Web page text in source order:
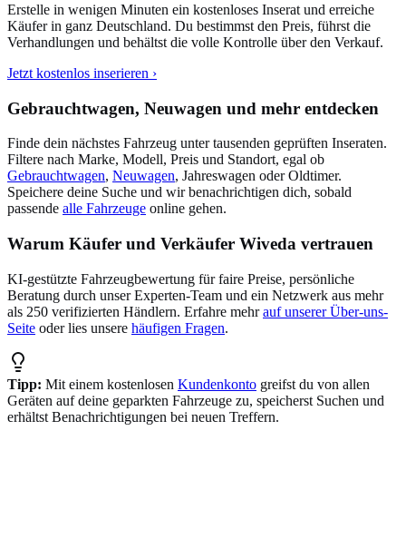
Erstelle in wenigen Minuten ein kostenloses Inserat und erreiche
Käufer in ganz Deutschland. Du bestimmst den Preis, führst die
Verhandlungen und behältst die volle Kontrolle über den Verkauf.
Jetzt kostenlos inserieren ›
Gebrauchtwagen, Neuwagen und mehr entdecken
Finde dein nächstes Fahrzeug unter tausenden geprüften Inseraten.
Filtere nach Marke, Modell, Preis und Standort, egal ob
Gebrauchtwagen, Neuwagen, Jahreswagen oder Oldtimer.
Speichere deine Suche und wir benachrichtigen dich, sobald
passende alle Fahrzeuge online gehen.
Warum Käufer und Verkäufer Wiveda vertrauen
KI-gestützte Fahrzeugbewertung für faire Preise, persönliche
Beratung durch unser Experten-Team und ein Netzwerk aus mehr
als 250 verifizierten Händlern. Erfahre mehrauf unserer Über-uns-
Seite oder lies unsere häufigen Fragen.
Tipp: Mit einem kostenlosen Kundenkonto greifst du von allen
Geräten auf deine geparkten Fahrzeuge zu, speicherst Suchen und
erhältst Benachrichtigungen bei neuen Treffern.